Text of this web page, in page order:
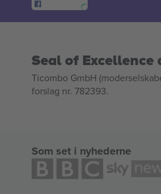
Seal of Excellence
Ticombo GmbH
forslag nr. 782393.
Som set i nyhederne